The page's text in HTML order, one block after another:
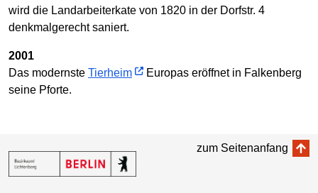
wird die Landarbeiterkate von 1820 in der Dorfstr. 4
denkmalgerecht saniert.
2001
Das modernste Tierheim
Europas eröffnet in Falkenberg
seine Pforte.
zum Seitenanfang